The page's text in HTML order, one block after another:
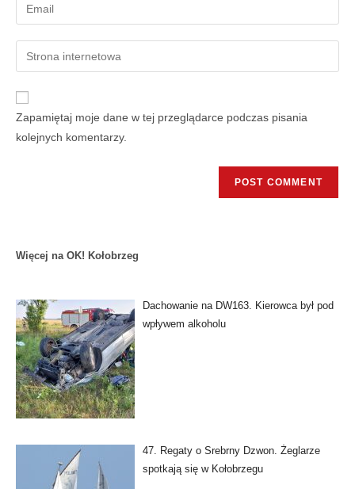
Zapamiętaj moje dane w tej przeglądarce podczas pisania
kolejnych komentarzy.
Więcej na OK! Kołobrzeg
Dachowanie na DW163. Kierowca był pod
wpływem alkoholu
47. Regaty o Srebrny Dzwon. Żeglarze
spotkają się w Kołobrzegu